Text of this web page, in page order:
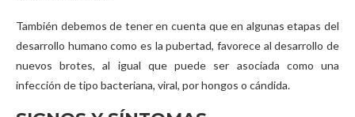
También debemos de tener en cuenta que en algunas etapas del
desarrollo humano como es la pubertad, favorece al desarrollo de
nuevos brotes, al igual que puede ser asociada como una
infección de tipo bacteriana, viral, por hongos o cándida.